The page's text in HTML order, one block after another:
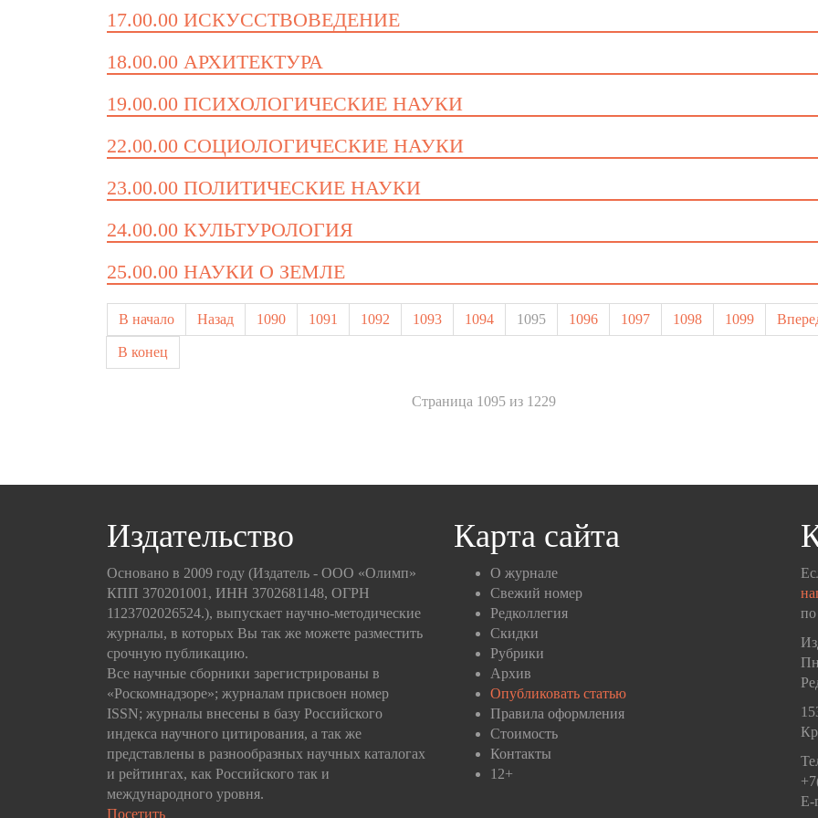
17.00.00 ИСКУССТВОВЕДЕНИЕ
18.00.00 АРХИТЕКТУРА
19.00.00 ПСИХОЛОГИЧЕСКИЕ НАУКИ
22.00.00 СОЦИОЛОГИЧЕСКИЕ НАУКИ
23.00.00 ПОЛИТИЧЕСКИЕ НАУКИ
24.00.00 КУЛЬТУРОЛОГИЯ
25.00.00 НАУКИ О ЗЕМЛЕ
В начало Назад 1090 1091 1092 1093 1094 1095 1096 1097 1098 1099
В конец
Страница 1095 из 1229
Издательство
Основано в 2009 году (Издатель - ООО «Олимп»
КПП 370201001, ИНН 3702681148, ОГРН
1123702026524.), выпускает научно-методические
журналы, в которых Вы так же можете разместить
срочную публикацию.
Все научные сборники зарегистрированы в
«Роскомнадзоре»; журналам присвоен номер
ISSN; журналы внесены в базу Российского
индекса научного цитирования, а так же
представлены в разнообразных научных каталогах
и рейтингах, как Российского так и
международного уровня.
Посетить
Карта сайта
О журнале
Свежий номер
Редколлегия
Скидки
Рубрики
Архив
Опубликовать статью
Правила оформления
Стоимость
Контакты
12+
по
E-